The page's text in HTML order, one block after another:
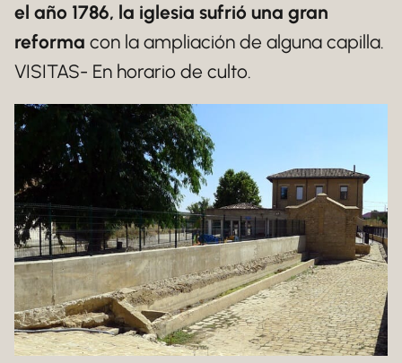
el año 1786, la iglesia sufrió una gran
reforma con la ampliación de alguna capilla.
VISITAS- En horario de culto.